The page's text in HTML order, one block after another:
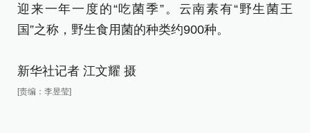
迎来一年一度的“吃菌季”。云南素有“野生菌王
国”之称，野生食用菌的种类约900种。
新华社记者 江文耀 摄
[责编：李昱莹]